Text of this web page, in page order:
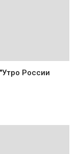
России